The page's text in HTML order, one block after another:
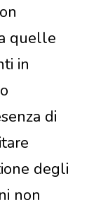
quelle
in
di
degli
non